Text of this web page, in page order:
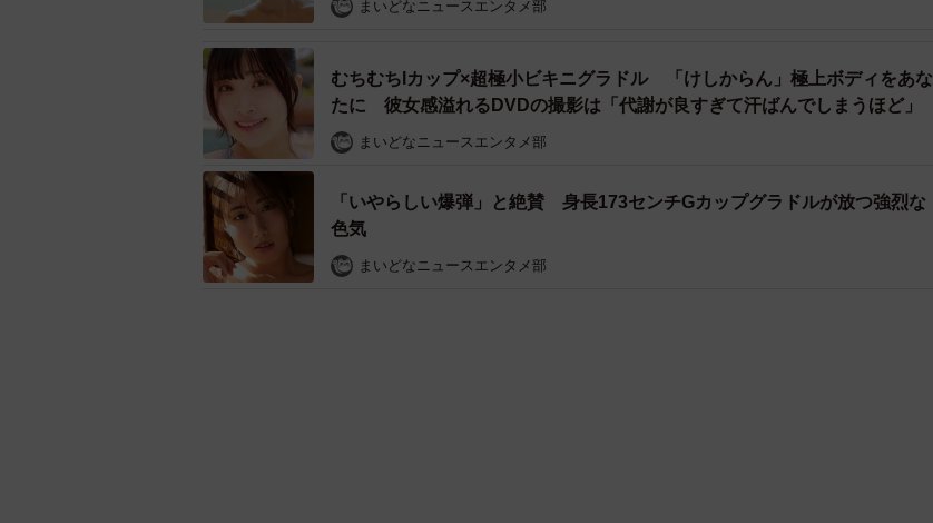
まいどなニュースエンタメ部
むちむちIカップ×超極小ビキニグラドル 「けしからん」極上ボディをあな
たに 彼女感溢れるDVDの撮影は「代謝が良すぎて汗ばんでしまうほど」
まいどなニュースエンタメ部
「いやらしい爆弾」と絶賛 身長173センチGカップグラドルが放つ強烈な
色気
まいどなニュースエンタメ部